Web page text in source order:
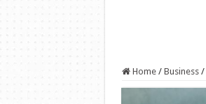
Home / Business /